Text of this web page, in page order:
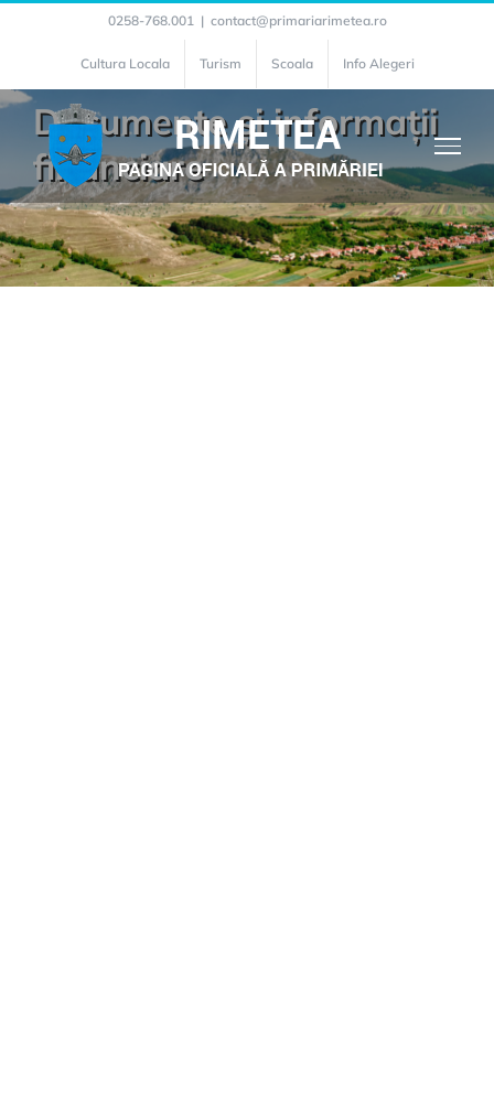
content
0258-768.001 | contact@primariarimetea.ro
Cultura Locala Turism Scoala Info Alegeri
Documente și informații
financiare